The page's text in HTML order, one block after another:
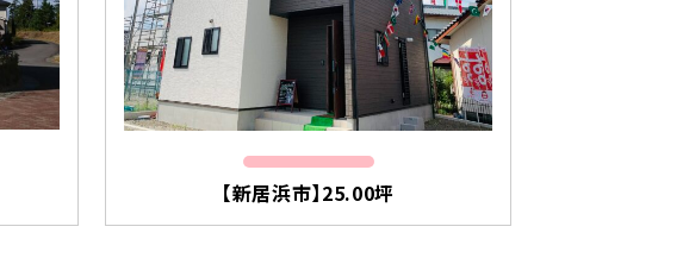
【新居浜市】25.00坪